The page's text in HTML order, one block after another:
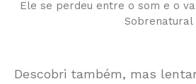
Ele se perdeu entre o som e o
Sobrenatural
Descobri também, mas